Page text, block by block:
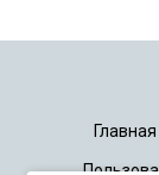
Главная